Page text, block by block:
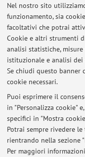
Nel nostro sito
funzionamento, sia
facoltativi che potrai
Cookie e altri strumenti
analisi statistiche,
istituzionale e analisi
Se chiudi questo banner
cookie necessari.
Puoi esprimere il
in "Personalizza cookie"
specifici in "Mostra
Potrai sempre rivedere
rientrando nella sezione
Per maggiori informazioni
Manufacturing
Optimisation
Opportunità di tesi in
Pubblicato il: 27 luglio 2026
Opportunità di lavoro per
Persiceto (BO)
Pubblicato il: 24 giugno 2026